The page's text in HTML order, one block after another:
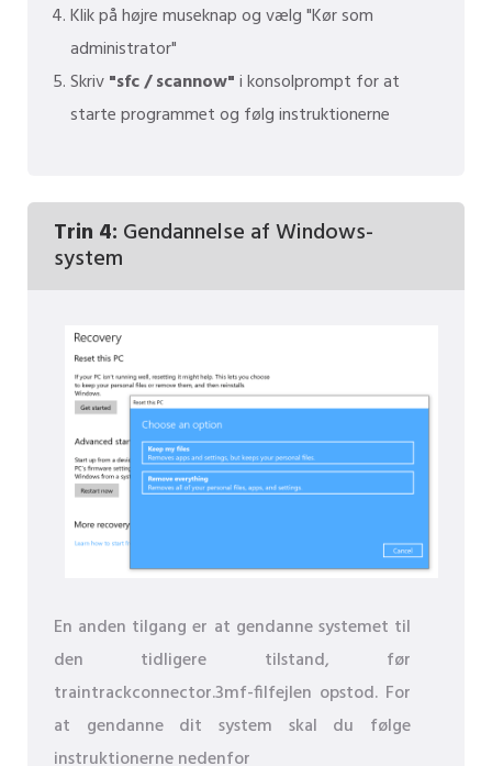
Klik på højre museknap og vælg "Kør som
administrator"
Skriv"sfc / scannow"i konsolprompt for at
starte programmet og følg instruktionerne
Trin 4: Gendannelse af Windows-
system
En anden tilgang er at gendanne systemet til
den tidligere tilstand, før
traintrackconnector.3mf-filfejlen opstod. For
at gendanne dit system skal du følge
instruktionerne nedenfor